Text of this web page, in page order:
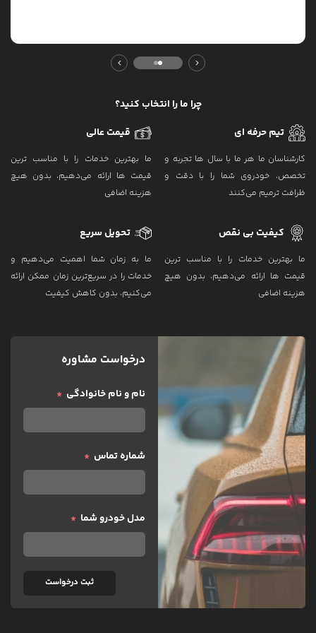
چرا ما را انتخاب کنید؟
تیم حرفه ای
کارشناسان ما هر ما با سال‌ ها تجربه و
تخصص، خودروی شما را با دقت و
ظرافت ترمیم می‌کنند
قیمت عالی
ما بهترین خدمات را با مناسب ‌ترین
قیمت‌ ها ارائه می‌دهیم، بدون هیچ
هزینه اضافی
کیفیت بی نقص
ما بهترین خدمات را با مناسب ‌ترین
قیمت‌ ها ارائه می‌دهیم، بدون هیچ
هزینه اضافی
تحویل سریع
ما به زمان شما اهمیت می‌دهیم و
خدمات را در سریع‌ترین زمان ممکن ارائه
می‌کنیم، بدون کاهش کیفیت
درخواست مشاوره
نام و نام خانوادگی
شماره تماس
مدل خودرو شما
ثبت درخواست